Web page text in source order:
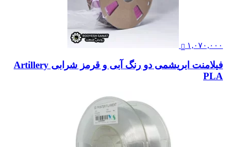
۱,۰۷۰,۰۰۰
فیلامنت ابریشمی دو رنگ آبی و قرمز شرابی Artillery
PLA